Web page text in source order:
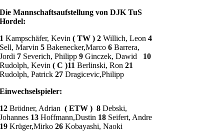
Die Mannschaftsaufstellung von DJK TuS
Hordel:
1Kampschäfer, Kevin ( TW ) 2 Willich, Leon4
Sell, Marvin5Bakenecker,Marco6Barrera,
Jordi 7 Severich, Philipp9Ginczek, Dawid 10
Rudolph, Kevin( C )11Berlinski, Ron21
Rudolph, Patrick27Dragicevic,Philipp
Einwechselspieler:
12Brödner, Adrian( ETW ) 8Debski,
Johannes 13Hoffmann,Dustin 18 Seifert, Andre
19Krüger,Mirko26Kobayashi, Naoki